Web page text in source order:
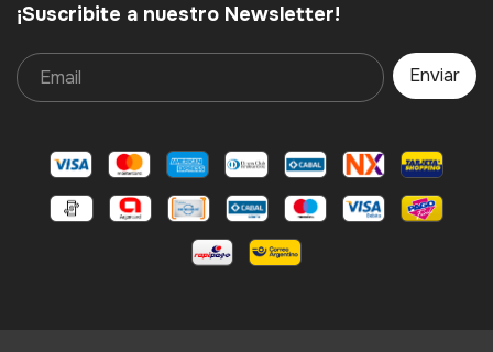
¡Suscribite a nuestro Newsletter!